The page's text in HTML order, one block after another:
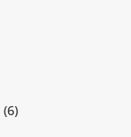
(6)